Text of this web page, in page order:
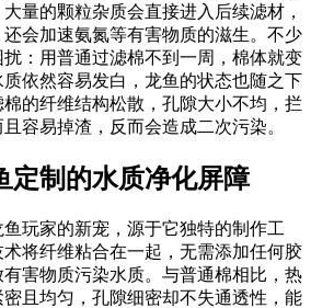
量的颗粒杂质会直接进入后续滤材，
会加速氨氮等有害物质的滋生。不少
：用普通过滤棉不到一周，棉体就变
依然容易发白，龙鱼的状态也随之下
的纤维结构松散，孔隙大小不均，拦
容易掉渣，反而会造成二次污染。
定制的水质净化屏障
玩家的新宠，源于它独特的制作工
将纤维粘合在一起，无需添加任何胶
害物质污染水质。与普通棉相比，热
且均匀，孔隙细密却不失通透性，能